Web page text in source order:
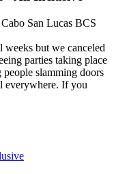
San Lucas BCS
but we canceled
parties taking place
slamming doors
everywhere. If you